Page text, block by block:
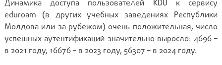
Динамика доступа пользователей KDU к сервису
eduroam (в других учебных заведениях Республики
Молдова или за рубежом) очень положительная, число
успешных аутентификаций значительно выросло: 4696 –
в 2021 году, 16676 – в 2023 году, 56307 – в 2024 году.